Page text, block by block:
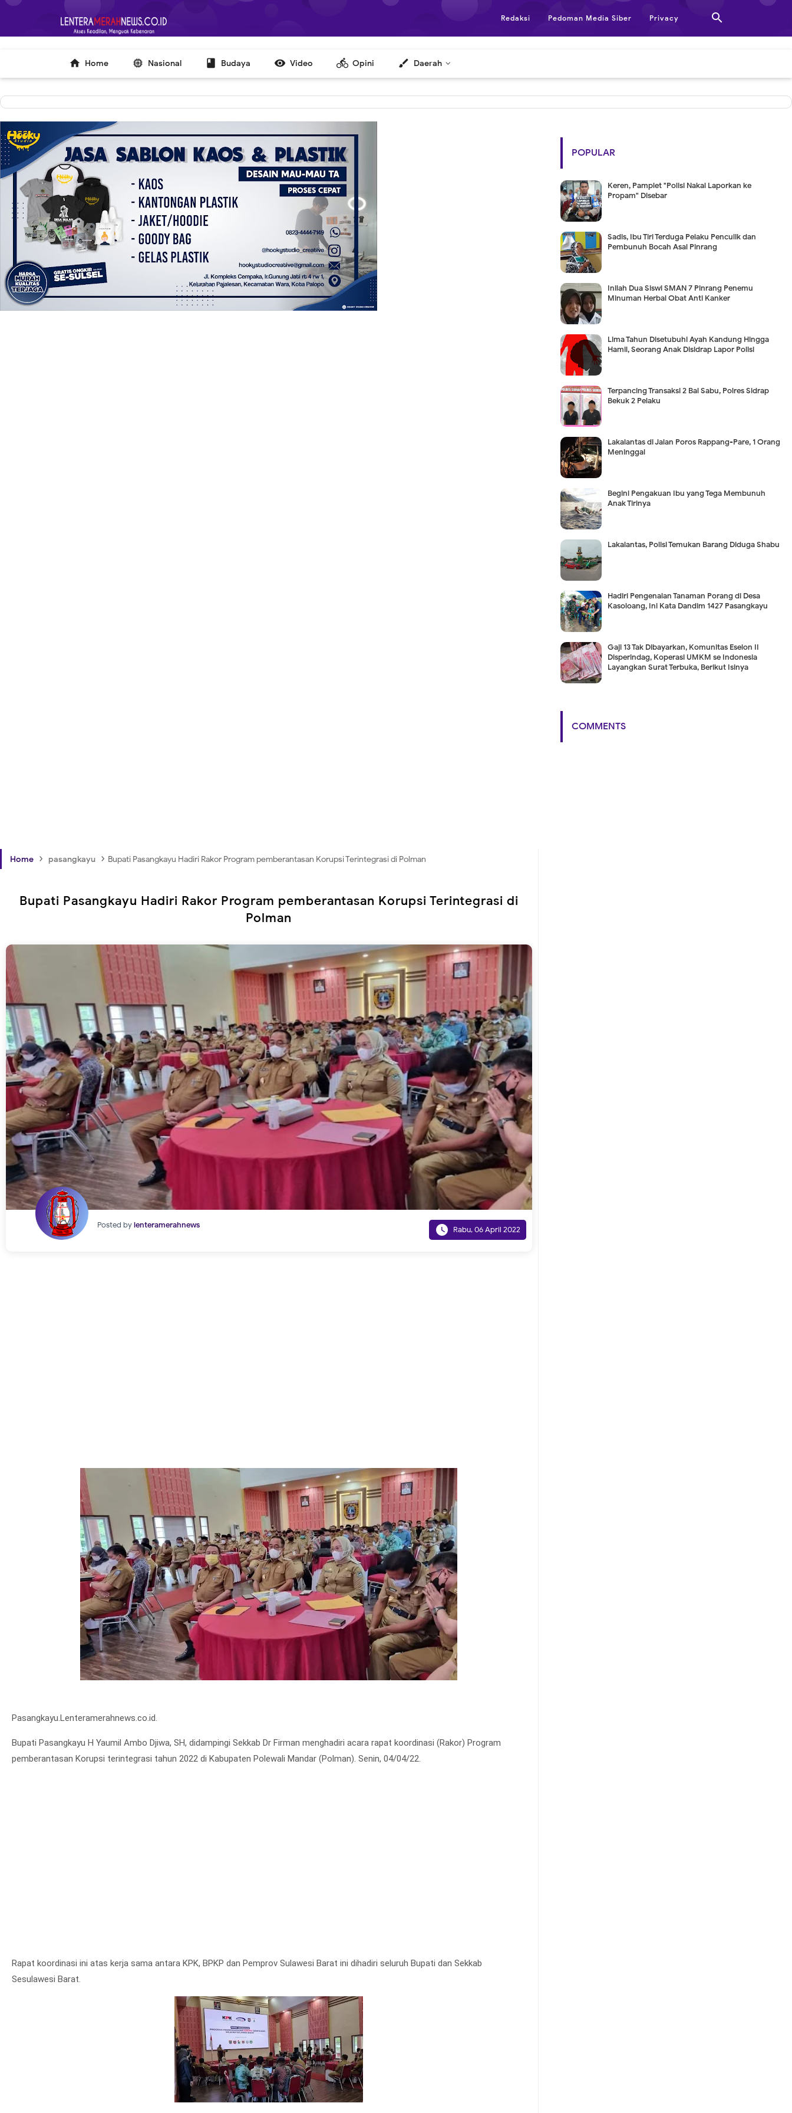
-->

Redaksi Pedoman Media Siber Privacy
 Home  Nasional  Budaya  Video directions_bike Opini brush Daerah
Home › pasangkayu › Bupati Pasangkayu Hadiri Rakor Program pemberantasan Korupsi Terintegrasi di Polman
Bupati Pasangkayu Hadiri Rakor Program pemberantasan Korupsi Terintegrasi di
Polman
Posted bylenteramerahnews  Rabu, 06 April 2022
Pasangkayu.Lenteramerahnews.co.id.
Bupati Pasangkayu H Yaumil Ambo Djiwa, SH, didampingi Sekkab Dr Firman menghadiri acara rapat koordinasi (Rakor) Program
pemberantasan Korupsi terintegrasi tahun 2022 di Kabupaten Polewali Mandar (Polman). Senin, 04/04/22.
Rapat koordinasi ini atas kerja sama antara KPK, BPKP dan Pemprov Sulawesi Barat ini dihadiri seluruh Bupati dan Sekkab
Sesulawesi Barat.
POPULAR
Keren, Pamplet "Polisi Nakal Laporkan ke
Propam" Disebar
Sadis, Ibu Tiri Terduga Pelaku Penculik dan
Pembunuh Bocah Asal Pinrang
Inilah Dua Siswi SMAN 7 Pinrang Penemu
Minuman Herbal Obat Anti Kanker
Lima Tahun Disetubuhi Ayah Kandung Hingga
Hamil, Seorang Anak Disidrap Lapor Polisi
Terpancing Transaksi 2 Bal Sabu, Polres Sidrap
Bekuk 2 Pelaku
Lakalantas di Jalan Poros Rappang-Pare, 1 Orang
Meninggal
Begini Pengakuan Ibu yang Tega Membunuh
Anak Tirinya
Lakalantas, Polisi Temukan Barang Diduga Shabu
Hadiri Pengenalan Tanaman Porang di Desa
Kasoloang, Ini Kata Dandim 1427 Pasangkayu
Gaji 13 Tak Dibayarkan, Komunitas Eselon II
Disperindag, Koperasi UMKM se Indonesia
Layangkan Surat Terbuka, Berikut Isinya
COMMENTS